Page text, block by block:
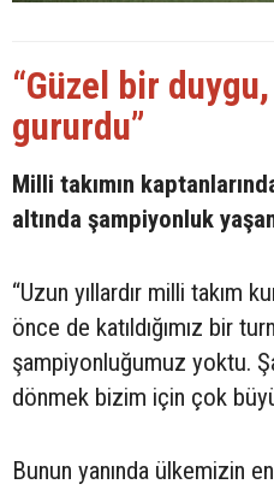
“Güzel bir
gururdu”
Milli takımın
altında şampiyonluk
“Uzun yıllardır milli takım
önce de katıldığımız bir
şampiyonluğumuz yoktu.
dönmek bizim için çok
Bunun yanında ülkemizin